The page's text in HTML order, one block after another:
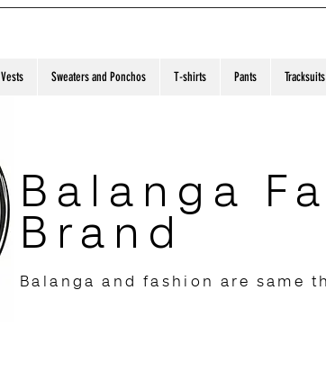
Vests Sweaters and Ponchos T-shirts Pants Tracksuits
Balanga
Brand
Balanga and fashion are same